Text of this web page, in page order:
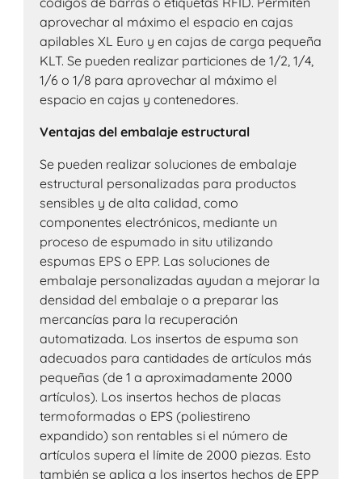
aprovechar al máximo el espacio en cajas
apilables XL Euro y en cajas de carga pequeña
KLT. Se pueden realizar particiones de 1/2, 1/4,
1/6 o 1/8 para aprovechar al máximo el
espacio en cajas y contenedores.
Ventajas del embalaje estructural
Se pueden realizar soluciones de embalaje
estructural personalizadas para productos
sensibles y de alta calidad, como
componentes electrónicos, mediante un
proceso de espumado in situ utilizando
espumas EPS o EPP. Las soluciones de
embalaje personalizadas ayudan a mejorar la
densidad del embalaje o a preparar las
mercancías para la recuperación
automatizada. Los insertos de espuma son
adecuados para cantidades de artículos más
pequeñas (de 1 a aproximadamente 2000
artículos). Los insertos hechos de placas
termoformadas o EPS (poliestireno
expandido) son rentables si el número de
artículos supera el límite de 2000 piezas. Esto
también se aplica a los insertos hechos de EPP